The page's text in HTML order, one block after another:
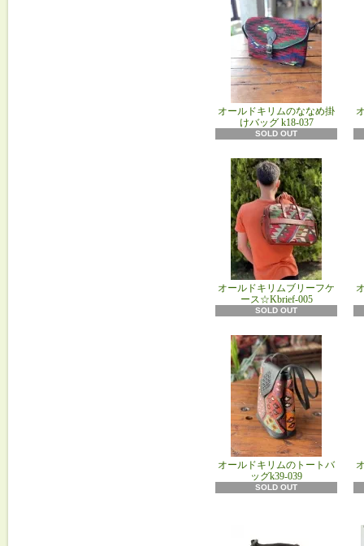
オールドキリムのななめ掛
けバッグ k18‐037
SOLD OUT
オールドキリムブリーフケ
ース☆Kbrief-005
SOLD OUT
オールドキリムのトートバ
ッグk39-039
SOLD OUT